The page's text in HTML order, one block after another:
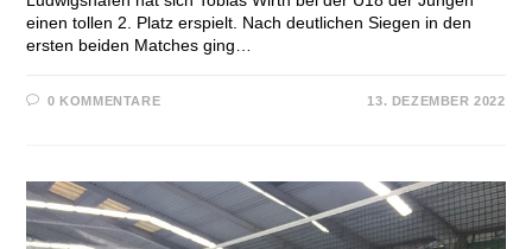
einen tollen 2. Platz erspielt. Nach deutlichen Siegen in den
ersten beiden Matches ging…
0 KOMMENTARE 13. DEZEMBER 2022